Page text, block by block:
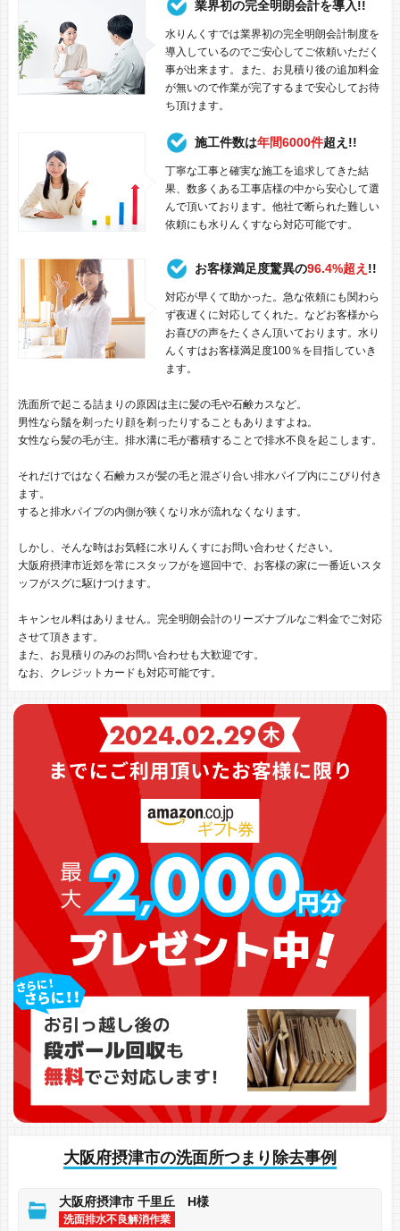
業界初の完全明朗会計を導入!!
水りんくすでは業界初の完全明朗会計制度を
導入しているのでご安心してご依頼いただく
事が出来ます。また、お見積り後の追加料金
が無いので作業が完了するまで安心してお待
ち頂けます。
施工件数は年間6000件超え!!
丁寧な工事と確実な施工を追求してきた結
果、数多くある工事店様の中から安心して選
んで頂いております。他社で断られた難しい
依頼にも水りんくすなら対応可能です。
お客様満足度驚異の96.4%超え !!
対応が早くて助かった。急な依頼にも関わら
ず夜遅くに対応してくれた。などお客様から
お喜びの声をたくさん頂いております。水り
んくすはお客様満足度100％を目指していき
ます。
洗面所で起こる詰まりの原因は主に髪の毛や石鹸カスなど。
男性なら鬚を剃ったり顔を剃ったりすることもありますよね。
女性なら髪の毛が主。排水溝に毛が蓄積することで排水不良を起こします。
それだけではなく石鹸カスが髪の毛と混ざり合い排水パイプ内にこびり付き
ます。
すると排水パイプの内側が狭くなり水が流れなくなります。
しかし、そんな時はお気軽に水りんくすにお問い合わせください。
大阪府摂津市近郊を常にスタッフがを巡回中で、お客様の家に一番近いスタ
ッフがスグに駆けつけます。
キャンセル料はありません。完全明朗会計のリーズナブルなご料金でご対応
させて頂きます。
また、お見積りのみのお問い合わせも大歓迎です。
なお、クレジットカードも対応可能です。
大阪府摂津市の洗面所つまり除去事例
大阪府摂津市 千里丘 H様
洗面排水不良解消作業